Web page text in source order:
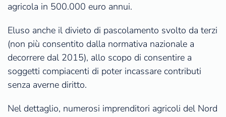
agricola in 500.000 euro annui.
Eluso anche il divieto di pascolamento svolto da terzi
(non più consentito dalla normativa nazionale a
decorrere dal 2015), allo scopo di consentire a
soggetti compiacenti di poter incassare contributi
senza averne diritto.
Nel dettaglio, numerosi imprenditori agricoli del Nord